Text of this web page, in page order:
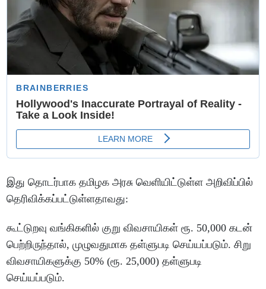
இது தொடர்பாக தமிழக அரசு வெளியிட்டுள்ள அறிவிப்பில்
தெரிவிக்கப்பட்டுள்ளதாவது:
கூட்டுறவு வங்கிகளில் குறு விவசாயிகள் ரூ. 50,000 கடன்
பெற்றிருந்தால், முழுவதுமாக தள்ளுபடி செய்யப்படும். சிறு
விவசாயிகளுக்கு 50% (ரூ. 25,000) தள்ளுபடி
செய்யப்படும்.